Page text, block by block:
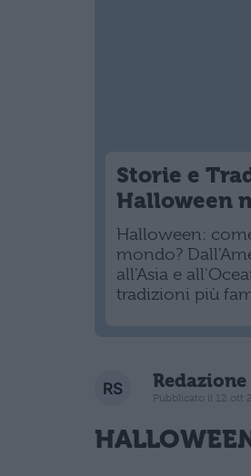
Storie e
Halloween
Halloween:
mondo?
all'Asia e
tradizioni più
Pubblicato il 12 ott